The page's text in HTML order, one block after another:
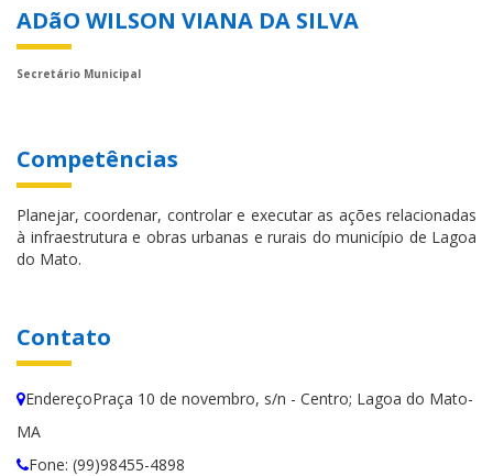
ADãO WILSON VIANA DA SILVA
Secretário Municipal
Competências
Planejar, coordenar, controlar e executar as ações relacionadas
à infraestrutura e obras urbanas e rurais do município de Lagoa
do Mato.
Contato
EndereçoPraça 10 de novembro, s/n - Centro; Lagoa do Mato-
MA
Fone: (99)98455-4898